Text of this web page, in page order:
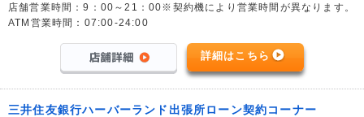
店舗営業時間：9：00～21：00※契約機により営業時間が異なります。
ATM営業時間：07:00-24:00
詳細はこちら
三井住友銀行ハーバーランド出張所ローン契約コーナー